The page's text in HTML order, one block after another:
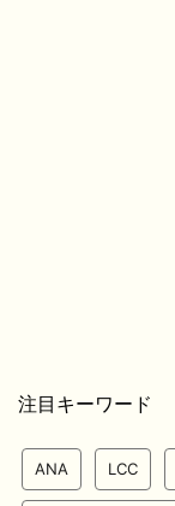
注目キーワード
ANA LCC